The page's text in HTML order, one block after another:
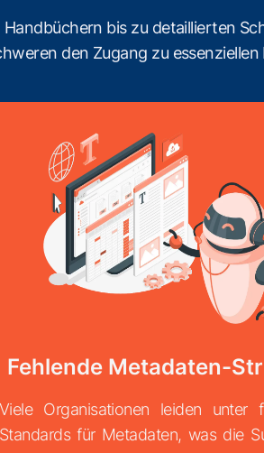
Handbüchern bis zu detaillierten
den Zugang zu
Fehlende Metadaten-
Viele Organisationen leiden unter
Standards für Metadaten, was die